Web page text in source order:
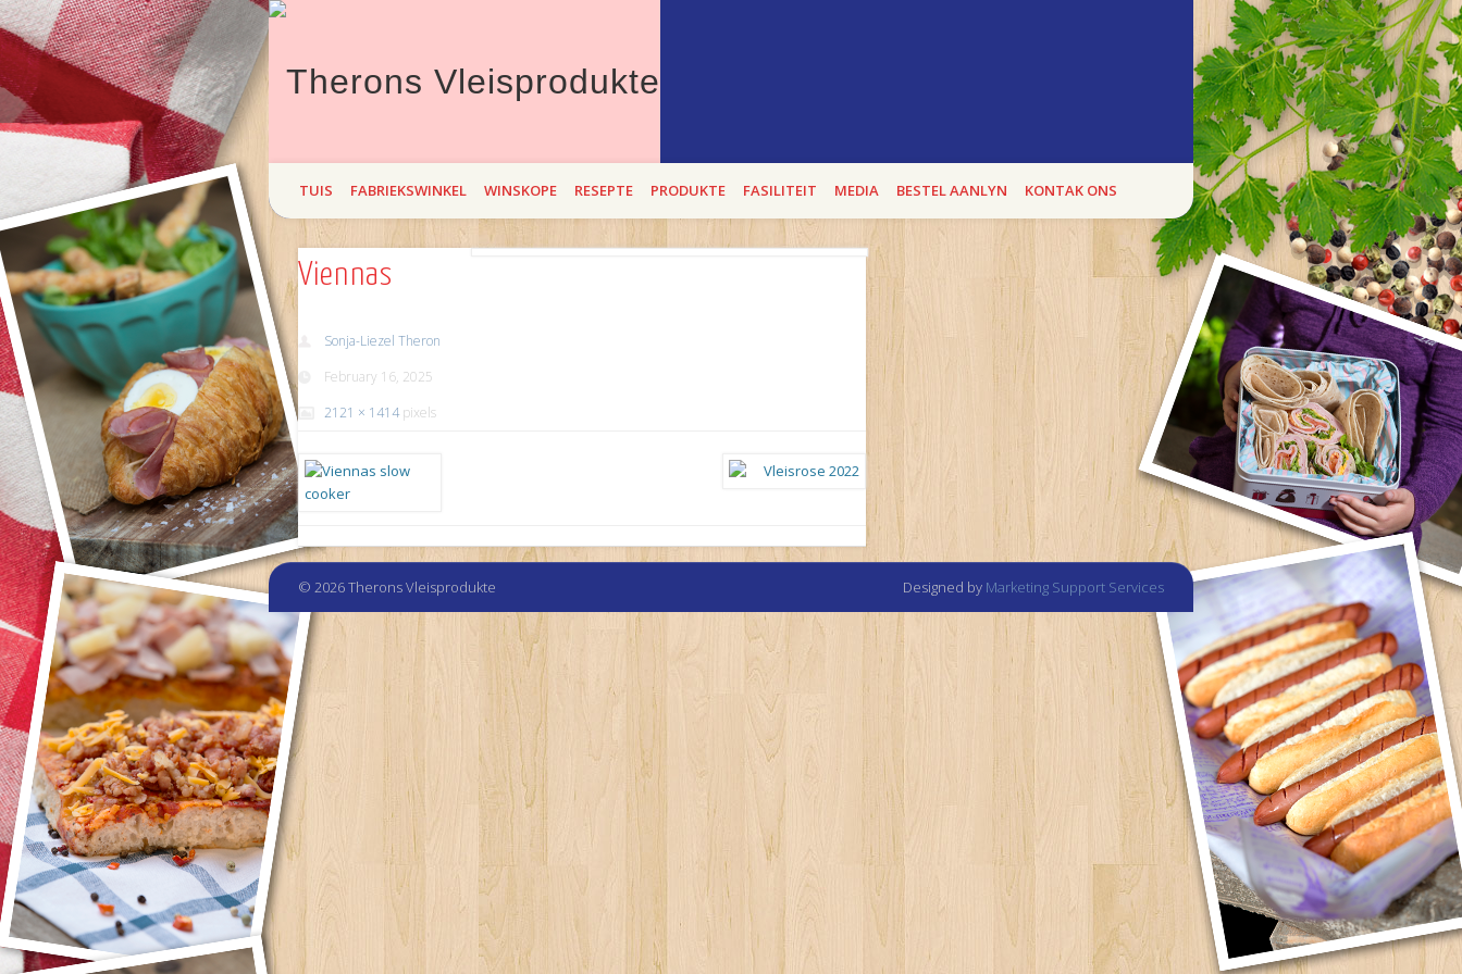
Theron`s Vleisprodukte bied hierdie Lente die beste "entstof" teen bitterbek tye. Met Theron`s se BEROEMDE BOEREWORS BONANZA, kan jy heel
maand Braai! Kom maak `n draai op 2,3 en 4 SEptember 2021!
TUIS FABRIEKSWINKEL WINSKOPE RESEPTE PRODUKTE FASILITEIT MEDIA BESTEL AANLYN KONTAK ONS
Viennas
Sonja-Liezel Theron
February 16, 2025
2121 × 1414 pixels
© 2026 Therons Vleisprodukte Designed by Marketing Support Services